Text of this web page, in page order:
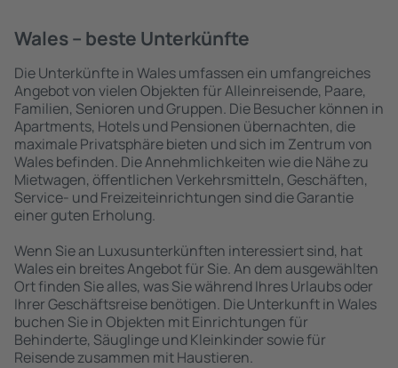
Wales – beste Unterkünfte
Die Unterkünfte in Wales umfassen ein umfangreiches
Angebot von vielen Objekten für Alleinreisende, Paare,
Familien, Senioren und Gruppen. Die Besucher können in
Apartments, Hotels und Pensionen übernachten, die
maximale Privatsphäre bieten und sich im Zentrum von
Wales befinden. Die Annehmlichkeiten wie die Nähe zu
Mietwagen, öffentlichen Verkehrsmitteln, Geschäften,
Service- und Freizeiteinrichtungen sind die Garantie
einer guten Erholung.
Wenn Sie an Luxusunterkünften interessiert sind, hat
Wales ein breites Angebot für Sie. An dem ausgewählten
Ort finden Sie alles, was Sie während Ihres Urlaubs oder
Ihrer Geschäftsreise benötigen. Die Unterkunft in Wales
buchen Sie in Objekten mit Einrichtungen für
Behinderte, Säuglinge und Kleinkinder sowie für
Reisende zusammen mit Haustieren.